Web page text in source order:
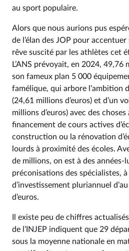
au sport populaire.
Alors que nous aurions pus
de l’élan des JOP pour
rêve suscité par les athlètes cet
L’ANS prévoyait, en 2024, 49,76
son fameux plan 5 000
famélique, qui arbore l’ambition
(24,61 millions d’euros) et d’un
millions d’euros) avec des
financement de cours actives
construction ou la rénovation
lourds à proximité des écoles.
de millions, on est à des années-
préconisations des spécialistes,
d’investissement pluriannuel
d’euros.
Il existe peu de chiffres
de l’INJEP indiquent que 29
sous la moyenne nationale en